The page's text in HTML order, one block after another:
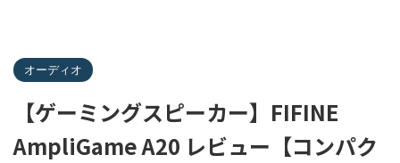
オーディオ
【ゲーミングスピーカー】FIFINE
AmpliGame A20 レビュー【コンパク